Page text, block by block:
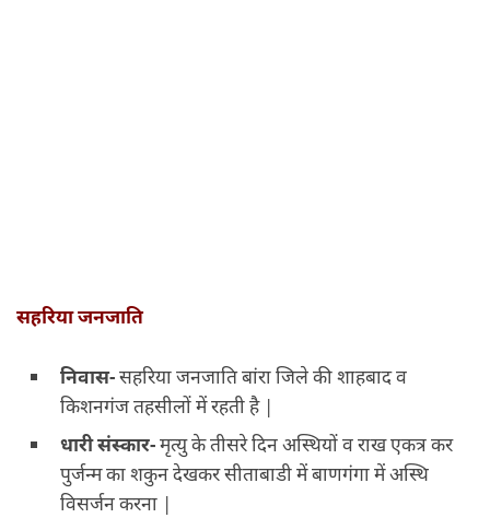
सहरिया जनजाति
निवास-सहरिया जनजाति बांरा जिले की शाहबाद व
किशनगंज तहसीलों में रहती है |
धारी संस्कार-मृत्यु के तीसरे दिन अस्थियों व राख एकत्र कर
पुर्जन्म का शकुन देखकर सीताबाडी में बाणगंगा में अस्थि
विसर्जन करना |